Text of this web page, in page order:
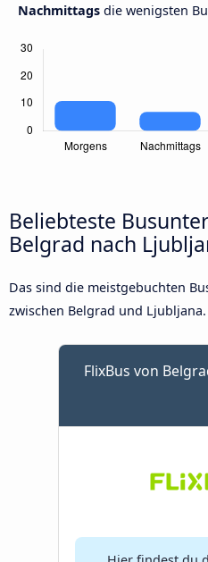
Nachmittags die wenigsten
Beliebteste
Belgrad nach
Das sind die meistgebuchten
zwischen Belgrad und Ljubljana.
FlixBus von